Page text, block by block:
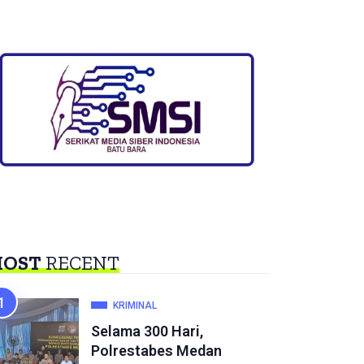
RECENT
KRIMINAL
Selama 300 Hari,
Polrestabes Medan